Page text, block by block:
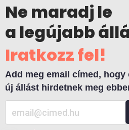
Ne maradj le
a legújabb
Iratkozz fel!
Add meg email címed,
új állást hirdetnek meg